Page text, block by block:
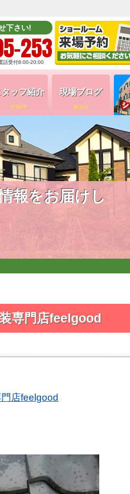
下さい!
253
話受付8:00-20:00
タッフ紹介
STAFF
現場ブログ
BLOG
報をお届けし
専門店feelgood
店feelgood